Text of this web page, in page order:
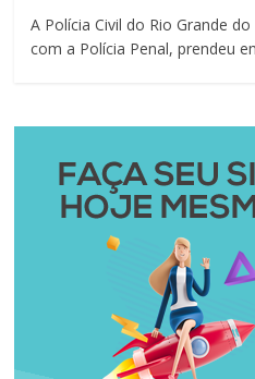
A Polícia Civil do Rio Grande
com a Polícia Penal, prendeu